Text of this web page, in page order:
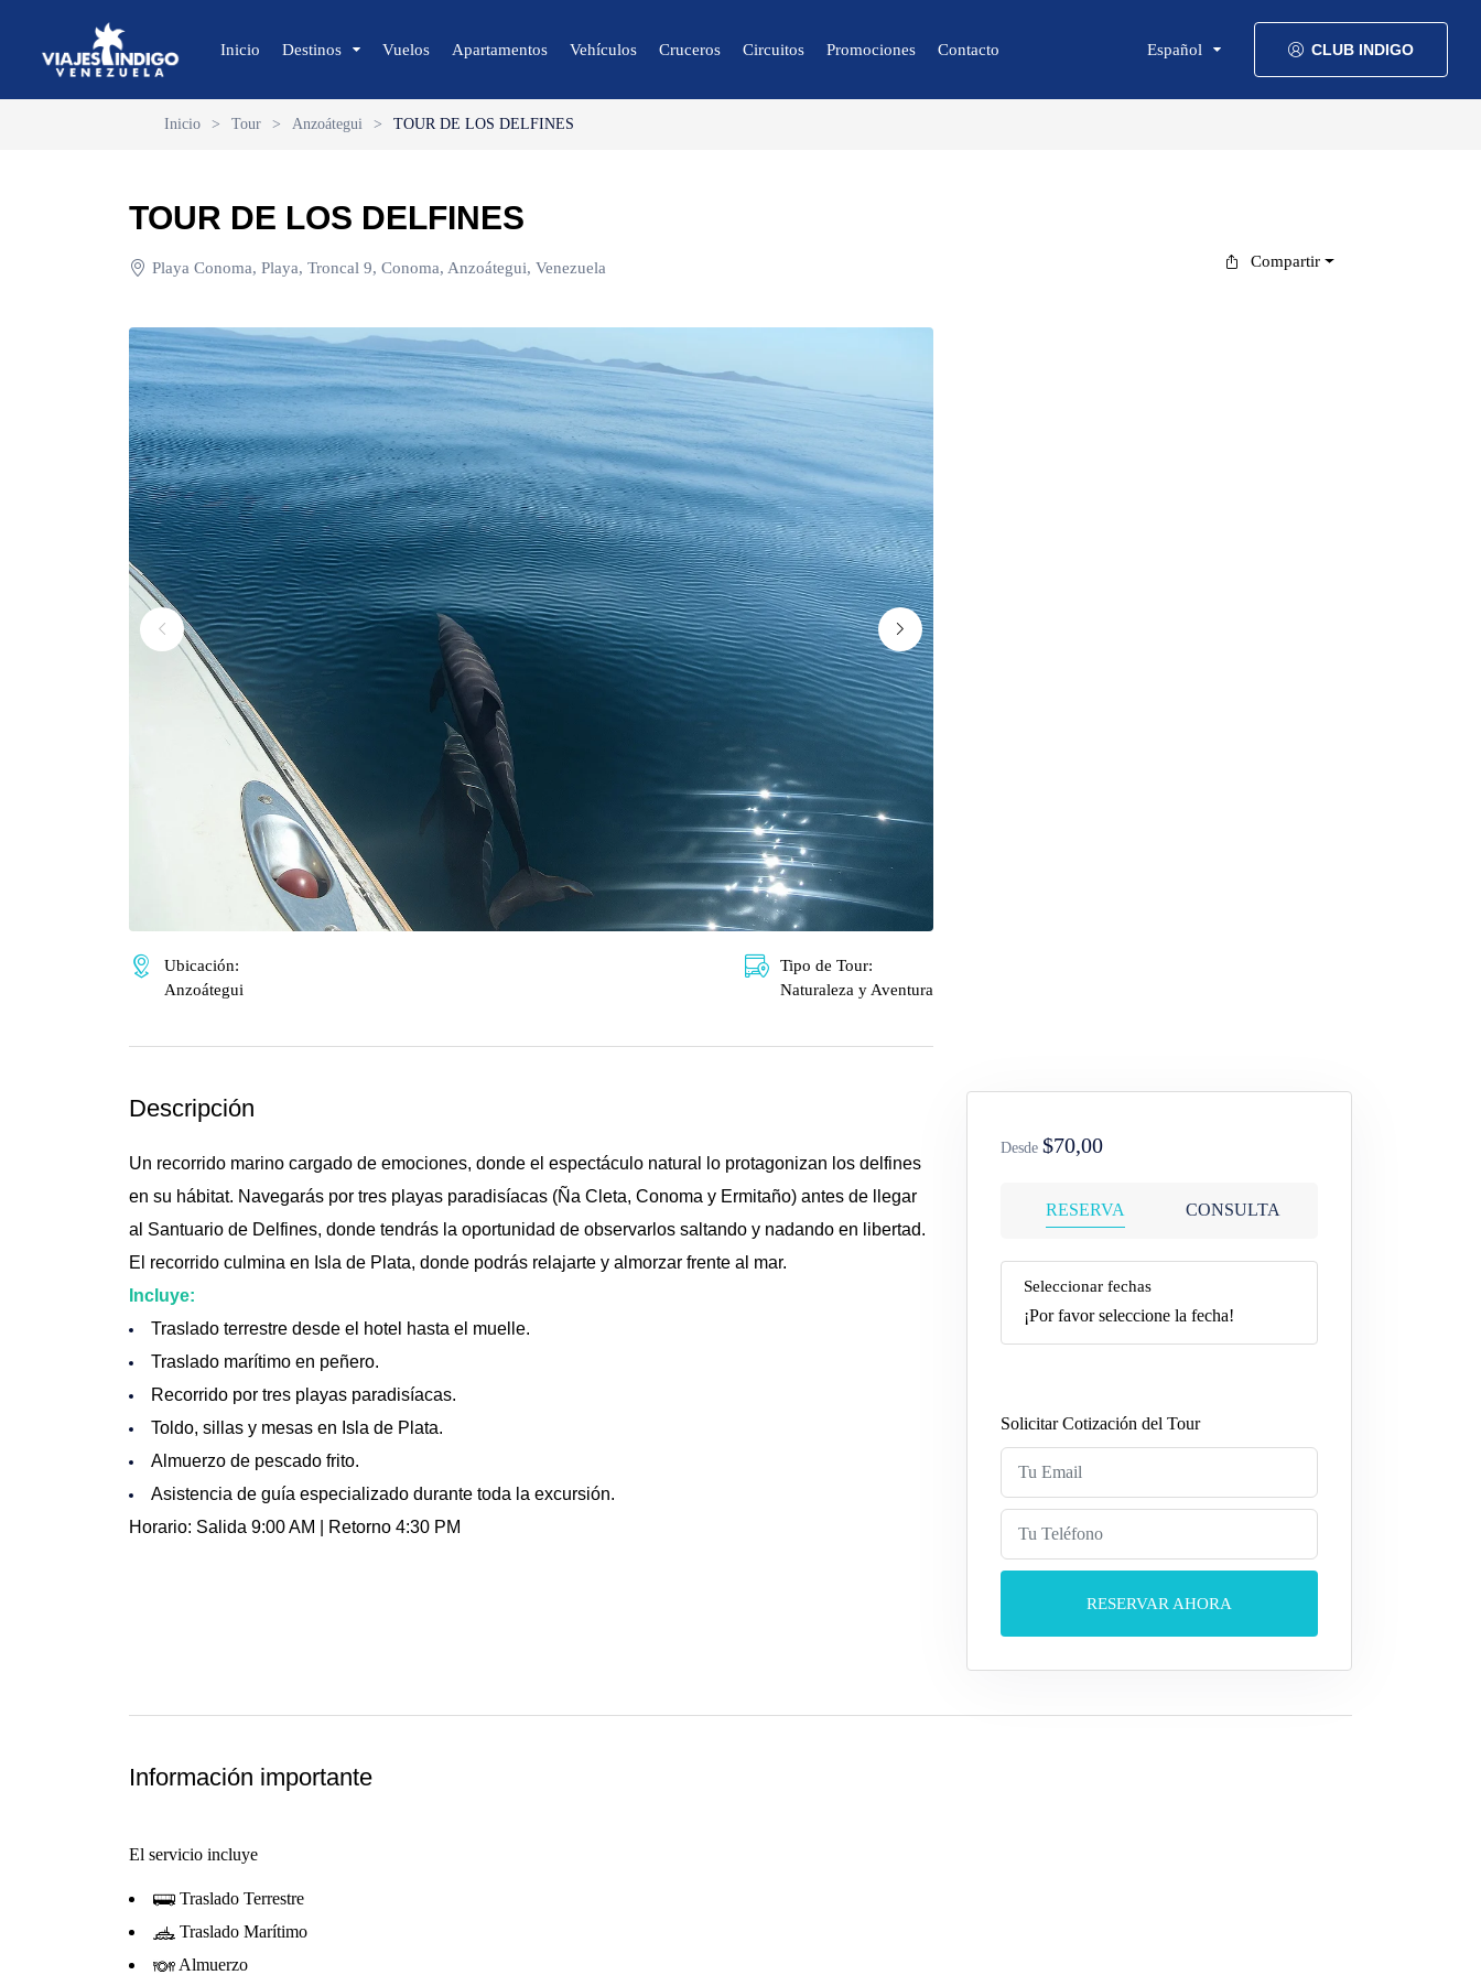
Inicio Destinos
🌴 Coche
🌴 Anzoátegui
🌴 Mochima
🌴 Morrocoy
🌴 Península de Paria
🌴 Caracas
🌴 Colonia Tovar
🌴 Catatumbo
Vuelos Apartamentos Vehículos Cruceros Circuitos Promociones Contacto Español CLUB INDIGO
Inicio > Tour > Anzoátegui > TOUR DE LOS DELFINES
TOUR DE LOS DELFINES
Playa Conoma, Playa, Troncal 9, Conoma, Anzoátegui, Venezuela Compartir
Ubicación:
Anzoátegui
Tipo de Tour:
Naturaleza y Aventura
Descripción
Un recorrido marino cargado de emociones, donde el espectáculo natural lo protagonizan los delfines
en su hábitat. Navegarás por tres playas paradisíacas (Ña Cleta, Conoma y Ermitaño) antes de llegar
al Santuario de Delfines, donde tendrás la oportunidad de observarlos saltando y nadando en libertad.
El recorrido culmina en Isla de Plata, donde podrás relajarte y almorzar frente al mar.
Incluye:
Traslado terrestre desde el hotel hasta el muelle.
Traslado marítimo en peñero.
Recorrido por tres playas paradisíacas.
Toldo, sillas y mesas en Isla de Plata.
Almuerzo de pescado frito.
Asistencia de guía especializado durante toda la excursión.
Horario: Salida 9:00 AM | Retorno 4:30 PM
Desde $70,00
RESERVA CONSULTA
Seleccionar fechas
¡Por favor seleccione la fecha!
Solicitar Cotización del Tour
RESERVAR AHORA
Información importante
El servicio incluye
Traslado Terrestre
Traslado Marítimo
Almuerzo